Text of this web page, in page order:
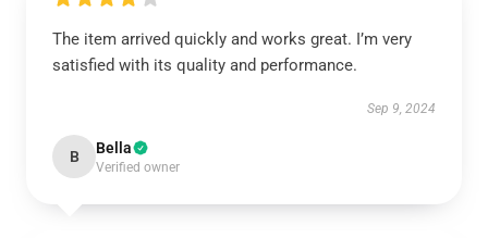
The item arrived quickly and works great. I’m very
satisfied with its quality and performance.
Sep 9, 2024
B Bella
Verified owner